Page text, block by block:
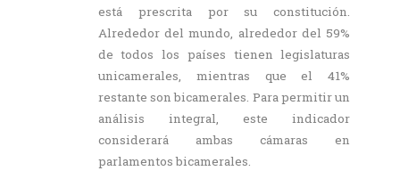
está prescrita por su constitución.
Alrededor del mundo, alrededor del 59%
de todos los países tienen legislaturas
unicamerales, mientras que el 41%
restante son bicamerales. Para permitir un
análisis integral, este indicador
considerará ambas cámaras en
parlamentos bicamerales.